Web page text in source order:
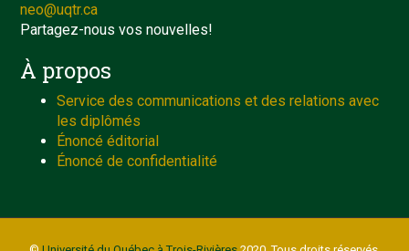
neo@uqtr.ca
Partagez-nous vos nouvelles!
À propos
Service des communications et des relations avec
les diplômés
Énoncé éditorial
Énoncé de confidentialité